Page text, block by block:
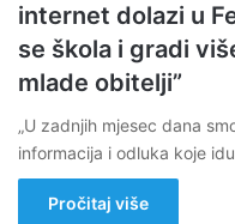
internet dolazi u
se škola i gradi
mlade obitelji”
„U zadnjih mjesec dana
informacija i odluka koje
Pročitaj više